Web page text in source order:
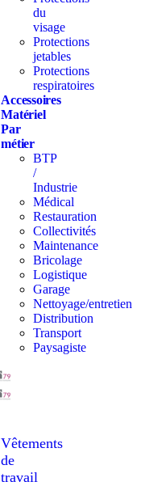
du
visage
Protections
jetables
Protections
respiratoires
Accessoires
Matériel
Par
métier
BTP
/
Industrie
Médical
Restauration
Collectivités
Maintenance
Bricolage
Logistique
Garage
Nettoyage/entretien
Distribution
Transport
Paysagiste
Vêtements
de
travail